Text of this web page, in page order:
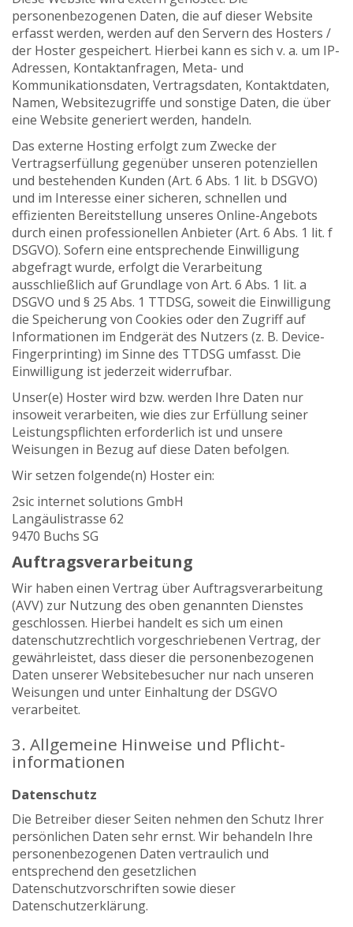
personenbezogenen Daten, die auf dieser Website
erfasst werden, werden auf den Servern des Hosters /
der Hoster gespeichert. Hierbei kann es sich v. a. um IP-
Adressen, Kontaktanfragen, Meta- und
Kommunikationsdaten, Vertragsdaten, Kontaktdaten,
Namen, Websitezugriffe und sonstige Daten, die über
eine Website generiert werden, handeln.
Das externe Hosting erfolgt zum Zwecke der
Vertragserfüllung gegenüber unseren potenziellen
und bestehenden Kunden (Art. 6 Abs. 1 lit. b DSGVO)
und im Interesse einer sicheren, schnellen und
effizienten Bereitstellung unseres Online-Angebots
durch einen professionellen Anbieter (Art. 6 Abs. 1 lit. f
DSGVO). Sofern eine entsprechende Einwilligung
abgefragt wurde, erfolgt die Verarbeitung
ausschließlich auf Grundlage von Art. 6 Abs. 1 lit. a
DSGVO und § 25 Abs. 1 TTDSG, soweit die Einwilligung
die Speicherung von Cookies oder den Zugriff auf
Informationen im Endgerät des Nutzers (z. B. Device-
Fingerprinting) im Sinne des TTDSG umfasst. Die
Einwilligung ist jederzeit widerrufbar.
Unser(e) Hoster wird bzw. werden Ihre Daten nur
insoweit verarbeiten, wie dies zur Erfüllung seiner
Leistungspflichten erforderlich ist und unsere
Weisungen in Bezug auf diese Daten befolgen.
Wir setzen folgende(n) Hoster ein:
2sic internet solutions GmbH
Langäulistrasse 62
9470 Buchs SG
Auftragsverarbeitung
Wir haben einen Vertrag über Auftragsverarbeitung
(AVV) zur Nutzung des oben genannten Dienstes
geschlossen. Hierbei handelt es sich um einen
datenschutzrechtlich vorgeschriebenen Vertrag, der
gewährleistet, dass dieser die personenbezogenen
Daten unserer Websitebesucher nur nach unseren
Weisungen und unter Einhaltung der DSGVO
verarbeitet.
3. Allgemeine Hinweise und Pflicht­
informationen
Datenschutz
Die Betreiber dieser Seiten nehmen den Schutz Ihrer
persönlichen Daten sehr ernst. Wir behandeln Ihre
personenbezogenen Daten vertraulich und
entsprechend den gesetzlichen
Datenschutzvorschriften sowie dieser
Datenschutzerklärung.